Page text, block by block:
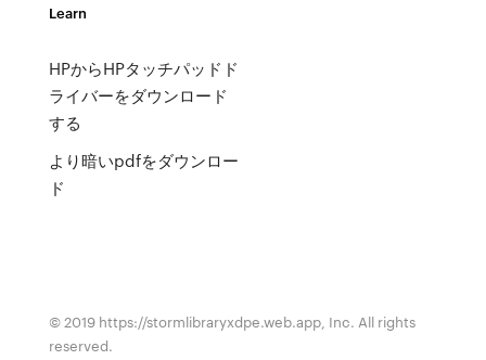
Learn
HPからHPタッチパッドド
ライバーをダウンロード
する
より暗いpdfをダウンロー
ド
© 2019 https://stormlibraryxdpe.web.app, Inc. All rights
reserved.